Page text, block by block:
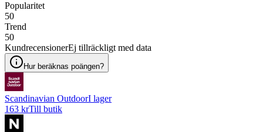
Popularitet
50
Trend
50
KundrecensionerEj tillräckligt med data
Hur beräknas poängen?
Scandinavian OutdoorI lager
163 krTill butik